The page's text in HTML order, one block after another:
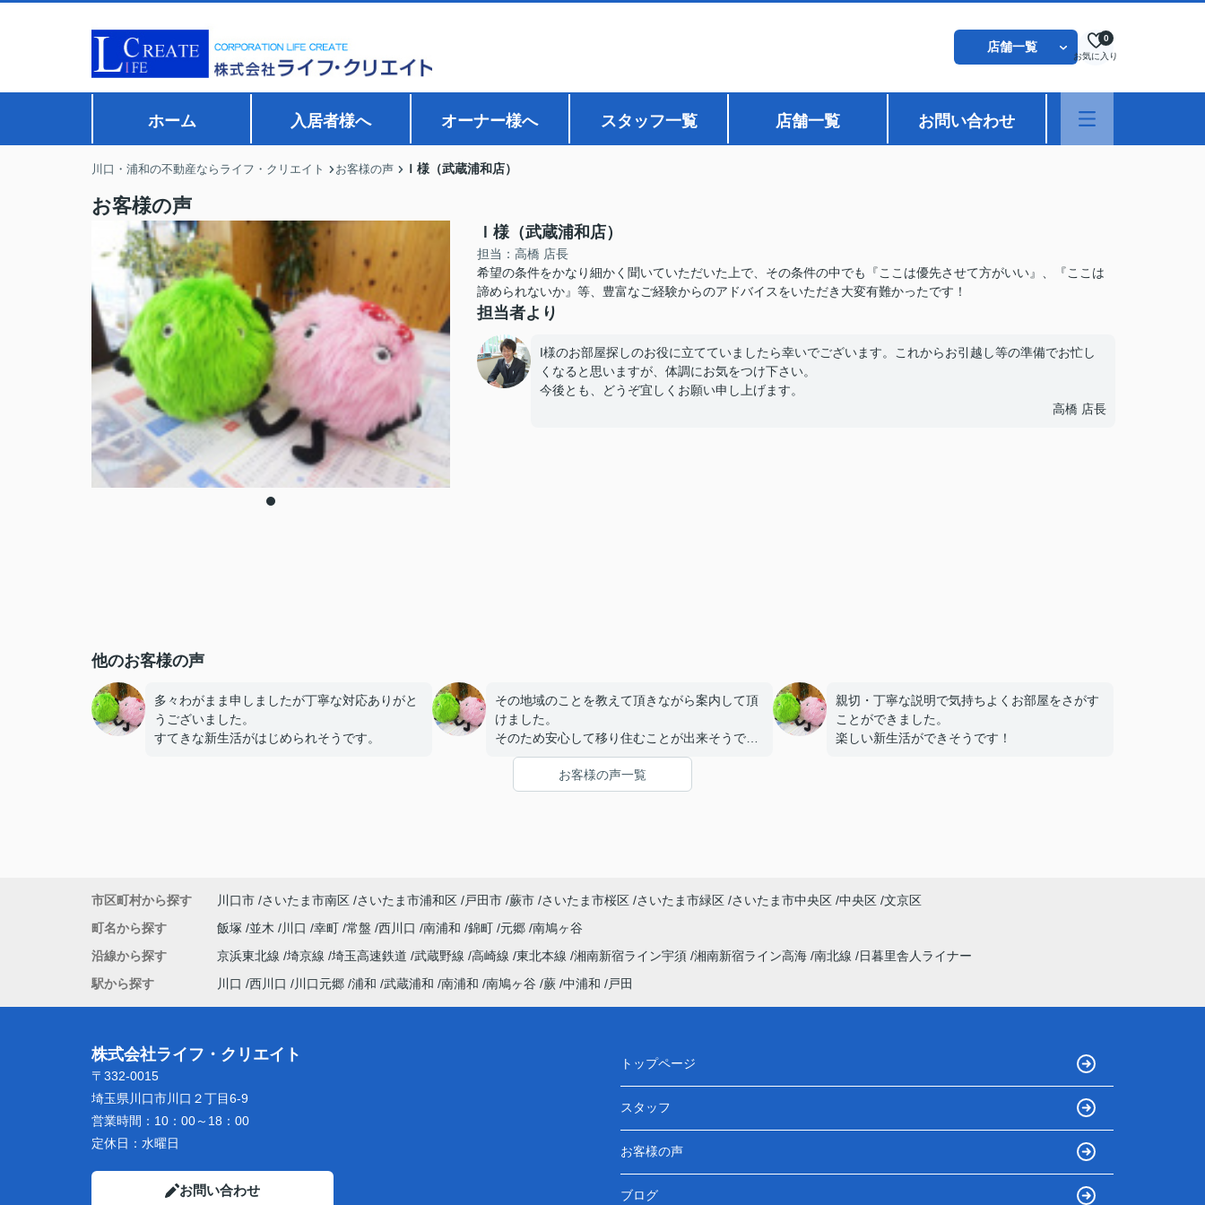
店舗一覧
お気に入り
0
ホーム 入居者様へ オーナー様へ スタッフ一覧 店舗一覧 お問い合わせ
川口・浦和の不動産ならライフ・クリエイト お客様の声 Ｉ様（武蔵浦和店）
お客様の声
Ｉ様（武蔵浦和店）
担当：高橋 店長
希望の条件をかなり細かく聞いていただいた上で、その条件の中でも『ここは優先させて方がいい』、『ここは
諦められないか』等、豊富なご経験からのアドバイスをいただき大変有難かったです！
担当者より
I様のお部屋探しのお役に立てていましたら幸いでございます。これからお引越し等の準備でお忙し
くなると思いますが、体調にお気をつけ下さい。
今後とも、どうぞ宜しくお願い申し上げます。
高橋 店長
他のお客様の声
多々わがまま申しましたが丁寧な対応ありがと
うございました。
すてきな新生活がはじめられそうです。
その地域のことを教えて頂きながら案内して頂
けました。
そのため安心して移り住むことが出来そうで
す。
親切・丁寧な説明で気持ちよくお部屋をさがす
ことができました。
楽しい新生活ができそうです！
お客様の声一覧
市区町村から探す 川口市 さいたま市南区 さいたま市浦和区 戸田市 蕨市 さいたま市桜区 さいたま市緑区 さいたま市中央区 中央区 文京区
町名から探す
飯塚 並木 川口 幸町 常盤 西川口 南浦和 錦町 元郷 南鳩ヶ谷
沿線から探す
京浜東北線 埼京線 埼玉高速鉄道 武蔵野線 高崎線 東北本線 湘南新宿ライン宇須 湘南新宿ライン高海 南北線
日暮里舎人ライナー
駅から探す
川口 西川口 川口元郷 浦和 武蔵浦和 南浦和 南鳩ヶ谷 蕨 中浦和 戸田
株式会社ライフ・クリエイト
〒332-0015
埼玉県川口市川口２丁目6-9
営業時間： 10：00～18：00
定休日： 水曜日
お問い合わせ
トップページ
スタッフ
お客様の声
ブログ